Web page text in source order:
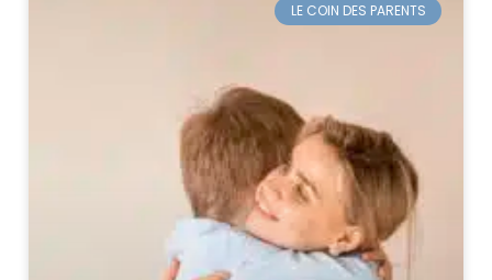
LE COIN DES PARENTS